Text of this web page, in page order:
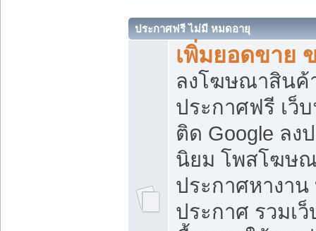
ประกาศฟรี ไม่มี หมดอายุ
เพิ่มยอดขาย
ลงโฆษณาสิน
ประกาศฟรี เว็
ติด Google ลง
นิยม โพสโฆษ
ประกาศหางาน
ประกาศ รวมเ